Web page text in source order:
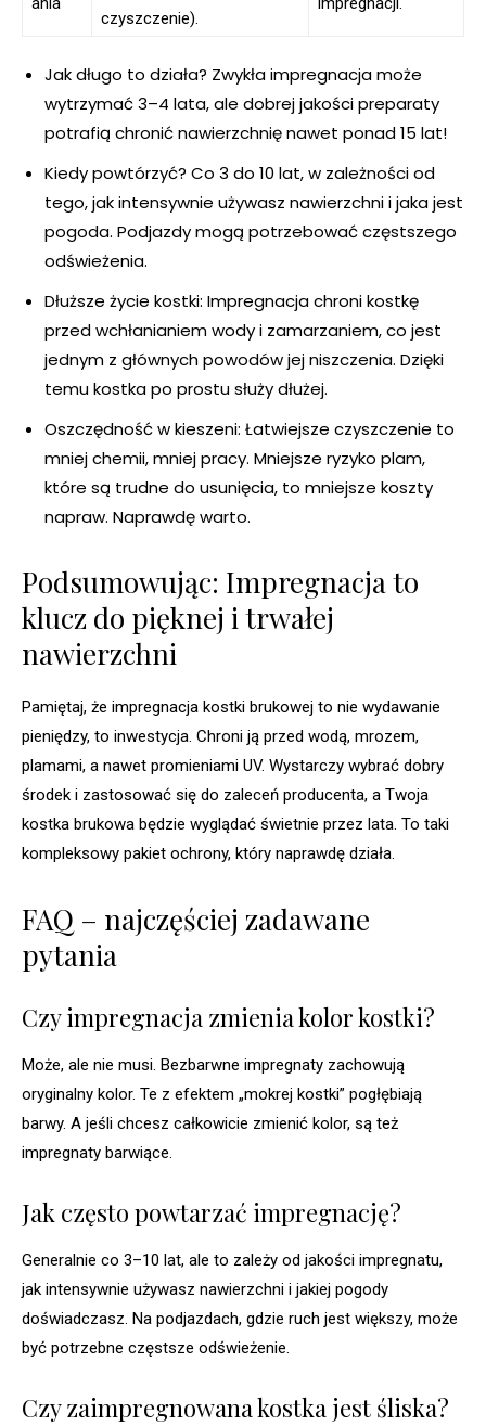
czyszczenie).
Jak długo to działa? Zwykła impregnacja może
wytrzymać 3–4 lata, ale dobrej jakości preparaty
potrafią chronić nawierzchnię nawet ponad 15 lat!
Kiedy powtórzyć? Co 3 do 10 lat, w zależności od
tego, jak intensywnie używasz nawierzchni i jaka jest
pogoda. Podjazdy mogą potrzebować częstszego
odświeżenia.
Dłuższe życie kostki: Impregnacja chroni kostkę
przed wchłanianiem wody i zamarzaniem, co jest
jednym z głównych powodów jej niszczenia. Dzięki
temu kostka po prostu służy dłużej.
Oszczędność w kieszeni: Łatwiejsze czyszczenie to
mniej chemii, mniej pracy. Mniejsze ryzyko plam,
które są trudne do usunięcia, to mniejsze koszty
napraw. Naprawdę warto.
Podsumowując: Impregnacja to
klucz do pięknej i trwałej
nawierzchni
Pamiętaj, że impregnacja kostki brukowej to nie wydawanie
pieniędzy, to inwestycja. Chroni ją przed wodą, mrozem,
plamami, a nawet promieniami UV. Wystarczy wybrać dobry
środek i zastosować się do zaleceń producenta, a Twoja
kostka brukowa będzie wyglądać świetnie przez lata. To taki
kompleksowy pakiet ochrony, który naprawdę działa.
FAQ – najczęściej zadawane
pytania
Czy impregnacja zmienia kolor kostki?
Może, ale nie musi. Bezbarwne impregnaty zachowują
oryginalny kolor. Te z efektem „mokrej kostki” pogłębiają
barwy. A jeśli chcesz całkowicie zmienić kolor, są też
impregnaty barwiące.
Jak często powtarzać impregnację?
Generalnie co 3–10 lat, ale to zależy od jakości impregnatu,
jak intensywnie używasz nawierzchni i jakiej pogody
doświadczasz. Na podjazdach, gdzie ruch jest większy, może
być potrzebne częstsze odświeżenie.
Czy zaimpregnowana kostka jest śliska?